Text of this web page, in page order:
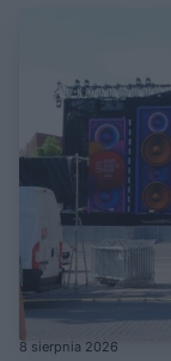
8 sierpnia 2026